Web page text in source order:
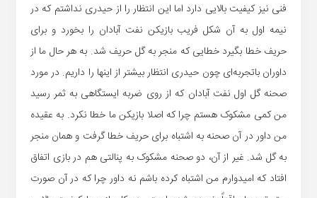
فنی نیز کیفیت بالایی دارد اما این انتظار را از حیدری نداشتم که در
نیمه اول به آن شکل فریب بازیکن نفت آبادان را بخورد و برای
حریف خطا بگیرد خطایی که منجر به گل حریف شد. به هر حال ما از
داوران باتجربه‌ای چون حیدری انتظار بیشتر از اینها را داریم. در مورد
صحنه گل اول نفت آبادان که از روی ضربه ایستگاهی به ثمر رسید
من کمی مشکوک هستم چرا که اصلا بازیکن ما خطا نکرد. به عقیده
من داور در آن صحنه به اشتباه برای حریف خطا گرفت و همان منجر
به گل شد. غیر از آن، دو صحنه مشکوک به پنالتی هم در بازی اتفاق
افتاد که امیدوارم من اشتباه کرده باشم نه داور چرا که در آن صورت